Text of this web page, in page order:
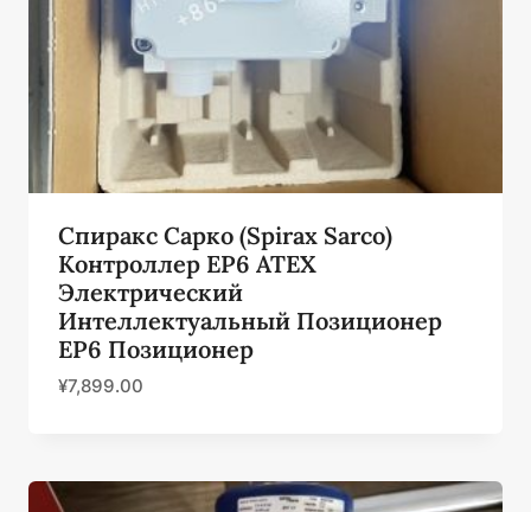
Спиракс Сарко (Spirax Sarco)
Контроллер EP6 ATEX
Электрический
Интеллектуальный Позиционер
EP6 Позиционер
¥7,899.00